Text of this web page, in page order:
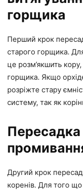
горщика
Перший крок
старого горщика.
це розм’якшить
горщика. Якщо
розріжте стару
систему, так як
Пересадка
Другий крок
коренів. Для того